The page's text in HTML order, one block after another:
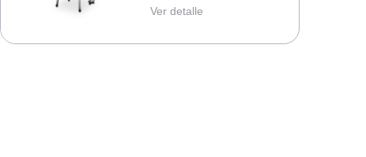
Ver detalle